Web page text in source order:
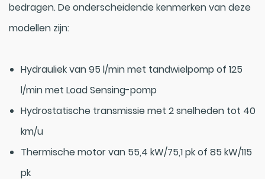
bedragen. De onderscheidende kenmerken van deze
modellen zijn:
Hydrauliek van 95 l/min met tandwielpomp of 125
l/min met Load Sensing-pomp
Hydrostatische transmissie met 2 snelheden tot 40
km/u
Thermische motor van 55,4 kW/75,1 pk of 85 kW/115
pk